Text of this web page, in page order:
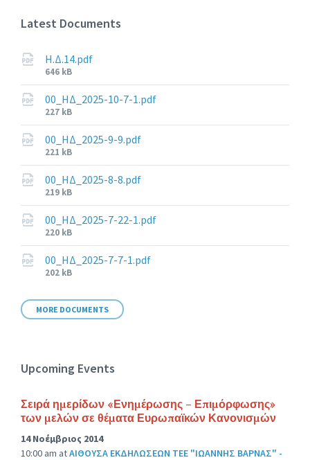
Latest Documents
Η.Δ.14.pdf
File
size:
646 kB
00_ΗΔ_2025-10-7-1.pdf
File
size:
227 kB
00_ΗΔ_2025-9-9.pdf
File
size:
221 kB
00_ΗΔ_2025-8-8.pdf
File
size:
219 kB
00_ΗΔ_2025-7-22-1.pdf
File
size:
220 kB
00_ΗΔ_2025-7-7-1.pdf
File
202 kB
MORE DOCUMENTS
Upcoming Events
Σειρά ημερίδων «Ενημέρωσης – Επιμόρφωσης»
των μελών σε θέματα Ευρωπαϊκών Κανονισμών
14 Νοέμβριος 2014
10:00 am atΑΙΘΟΥΣΑ ΕΚΔΗΛΩΣΕΩΝ ΤΕΕ "ΙΩΑΝΝΗΣ ΒΑΡΝΑΣ" -